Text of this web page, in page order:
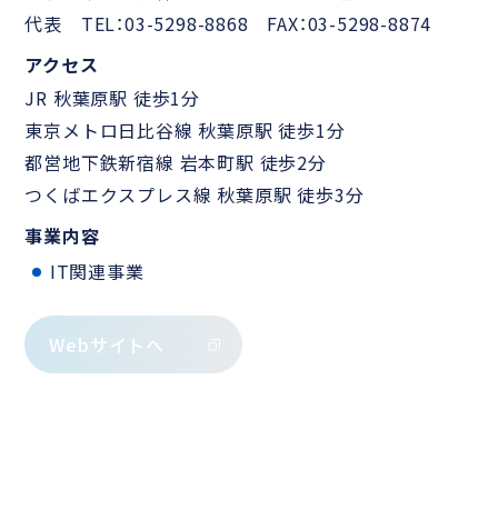
代表 TEL：03-5298-8868 FAX：03-5298-8874
アクセス
JR 秋葉原駅 徒歩1分
東京メトロ日比谷線 秋葉原駅 徒歩1分
都営地下鉄新宿線 岩本町駅 徒歩2分
つくばエクスプレス線 秋葉原駅 徒歩3分
事業内容
IT関連事業
Webサイトへ